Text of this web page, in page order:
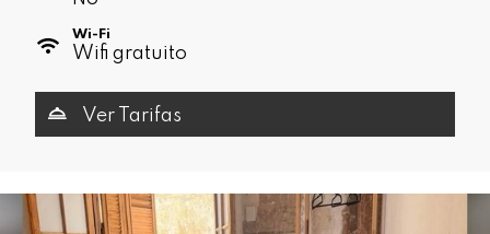
Wi-Fi
Wifi gratuito
Ver Tarifas